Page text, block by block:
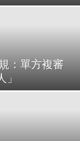
：單方複審